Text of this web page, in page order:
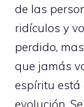
de las
ridículos y
perdido,
que jamás
espíritu está
evolución.